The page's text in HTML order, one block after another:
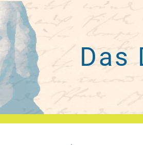
Das